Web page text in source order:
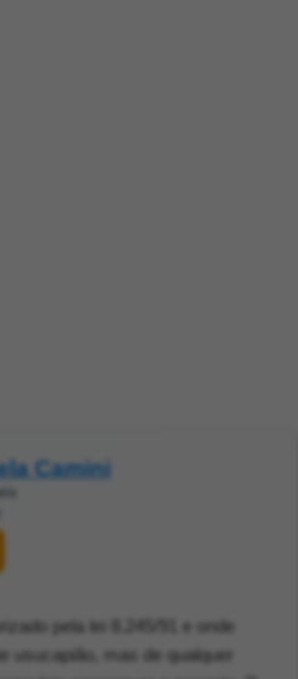
Camini
pela lei 8.245/91 e onde
usucapião, mas de qualquer